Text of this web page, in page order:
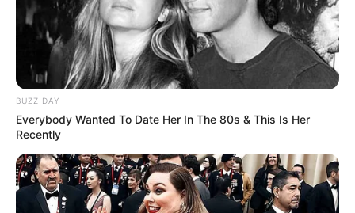
BUZZ DAY
Everybody Wanted To Date Her In The 80s & This Is Her
Recently